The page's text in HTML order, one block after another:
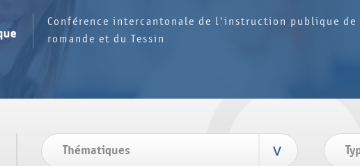
Conférence intercantonale de l'instruction publique de
romande et du Tessin